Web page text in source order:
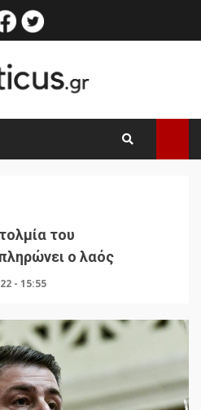
facebook
του
ο λαός
- 15:55